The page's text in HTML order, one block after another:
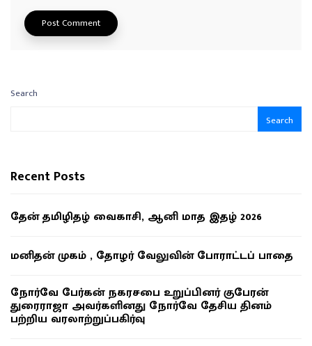
Search
Search
Recent Posts
தேன் தமிழிதழ் வைகாசி, ஆனி மாத இதழ் 2026
மனிதன் முகம் , தோழர் வேலுவின் போராட்டப் பாதை
நோர்வே பேர்கன் நகரசபை உறுப்பினர் குபேரன்
துரைராஜா அவர்களினது நோர்வே தேசிய தினம்
பற்றிய வரலாற்றுப்பகிர்வு